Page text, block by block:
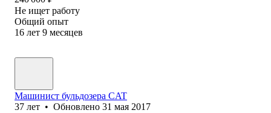
Не ищет работу
Общий опыт
16 лет 9 месяцев
Машинист бульдозера CAT
37 лет • Обновлено 31 мая 2017